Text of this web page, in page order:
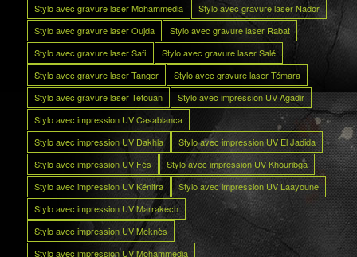
Stylo avec gravure laser Mohammedia
Stylo avec gravure laser Nador
Stylo avec gravure laser Oujda
Stylo avec gravure laser Rabat
Stylo avec gravure laser Safi
Stylo avec gravure laser Salé
Stylo avec gravure laser Tanger
Stylo avec gravure laser Témara
Stylo avec gravure laser Tétouan
Stylo avec impression UV Agadir
Stylo avec impression UV Casablanca
Stylo avec impression UV Dakhla
Stylo avec impression UV El Jadida
Stylo avec impression UV Fès
Stylo avec impression UV Khouribga
Stylo avec impression UV Kénitra
Stylo avec impression UV Laayoune
Stylo avec impression UV Marrakech
Stylo avec impression UV Meknès
Stylo avec impression UV Mohammedia